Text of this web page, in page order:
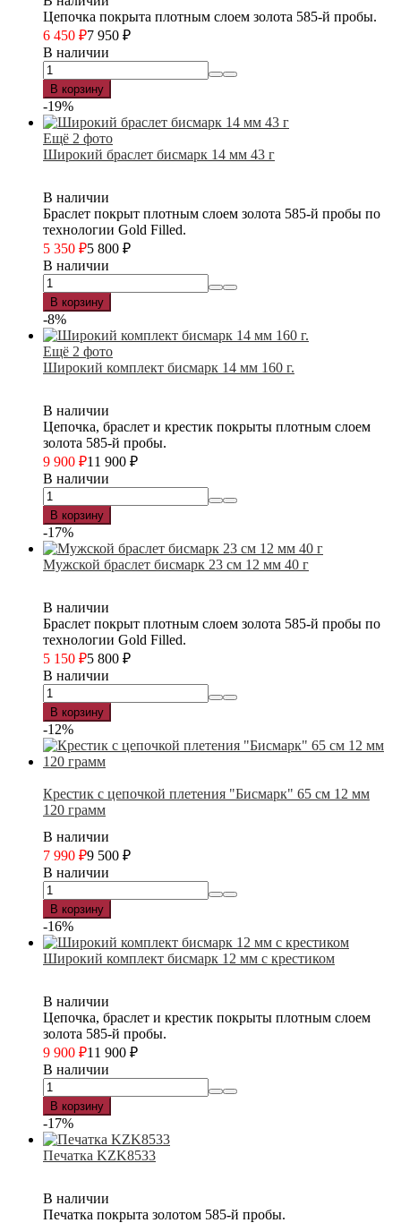
Цепочка покрыта плотным слоем золота 585-й пробы.
6 450 ₽7 950 ₽
В наличии
В корзину
-19%
Ещё 2 фото
Широкий браслет бисмарк 14 мм 43 г
В наличии
Браслет покрыт плотным слоем золота 585-й пробы по
технологии Gold Filled.
5 350 ₽5 800 ₽
В наличии
В корзину
-8%
Ещё 2 фото
Широкий комплект бисмарк 14 мм 160 г.
В наличии
Цепочка, браслет и крестик покрыты плотным слоем
золота 585-й пробы.
9 900 ₽11 900 ₽
В наличии
В корзину
-17%
Мужской браслет бисмарк 23 см 12 мм 40 г
В наличии
Браслет покрыт плотным слоем золота 585-й пробы по
технологии Gold Filled.
5 150 ₽5 800 ₽
В наличии
В корзину
-12%
Крестик с цепочкой плетения "Бисмарк" 65 см 12 мм
120 грамм
В наличии
7 990 ₽9 500 ₽
В наличии
В корзину
-16%
Широкий комплект бисмарк 12 мм с крестиком
В наличии
Цепочка, браслет и крестик покрыты плотным слоем
золота 585-й пробы.
9 900 ₽11 900 ₽
В наличии
В корзину
-17%
Печатка KZK8533
В наличии
Печатка покрыта золотом 585-й пробы.